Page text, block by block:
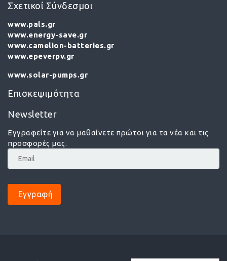
Σχετικοί Σύνδεσμοι
www.pals.gr
www.energy-save.gr
www.camelion-batteries.gr
www.epeverpv.gr
www.solar-pumps.gr
Επισκεψιμότητα
Newsletter
Εγγραφείτε για να μαθαίνετε πρώτοι για τα νέα και τις
προσφορές μας.
Εγγραφή